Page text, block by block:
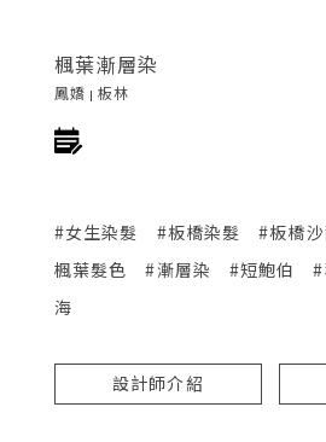
楓葉漸層染
鳳嬌 | 板林
#女生染髮 #板橋染髮 #板橋
楓葉髮色
#漸層染 #短鮑伯
海
設計師介紹